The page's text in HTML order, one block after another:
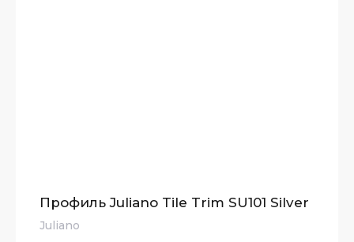
Профиль Juliano Tile Trim SU101 Silver
Juliano